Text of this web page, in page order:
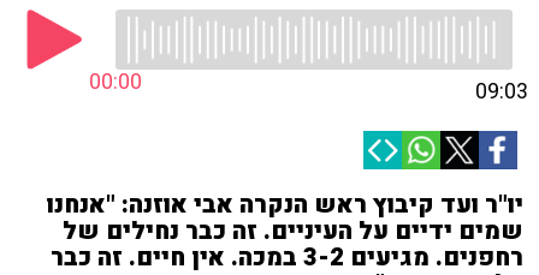
00:00 09:03
יו"ר ועד קיבוץ ראש הנקרה אבי אוזנה: "אנחנו
שמים ידיים על העיניים. זה כבר נחילים של
רחפנים. מגיעים 3-2 במכה. אין חיים. זה כבר